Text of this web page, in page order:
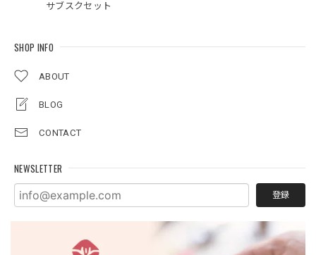
サブスクセット
SHOP INFO
ABOUT
BLOG
CONTACT
NEWSLETTER
登録